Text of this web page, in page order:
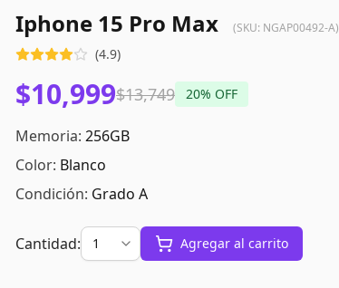
Iphone 15 Pro Max (SKU: NGAP00492-A)
(4.9)
$10,999$13,749 20% OFF
Memoria: 256GB
Color: Blanco
Condición: Grado A
Cantidad: Agregar al carrito